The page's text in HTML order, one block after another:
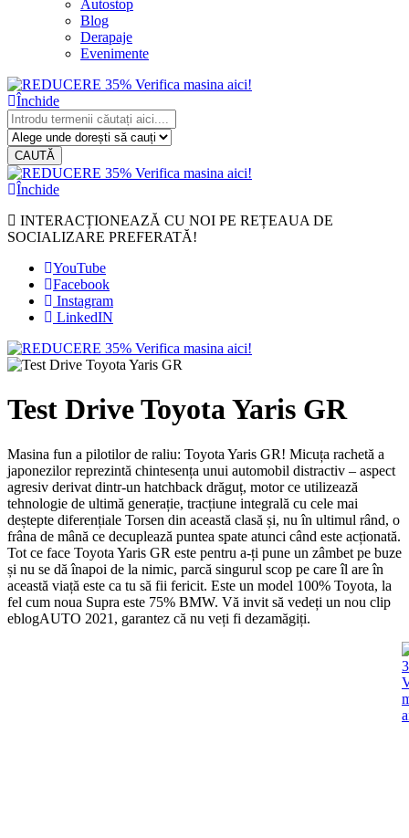
Autostop
Blog
Derapaje
Evenimente
Închide
CAUTĂ
Închide
INTERACȚIONEAZĂ CU NOI PE REȚEAUA DE
SOCIALIZARE PREFERATĂ!
YouTube
Facebook
Instagram
LinkedIN
Test Drive Toyota Yaris GR
Masina fun a pilotilor de raliu: Toyota Yaris GR! Micuța rachetă a
japonezilor reprezintă chintesența unui automobil distractiv – aspect
agresiv derivat dintr-un hatchback drăguț, motor ce utilizează
tehnologie de ultimă generație, tracțiune integrală cu cele mai
deștepte diferențiale Torsen din această clasă și, nu în ultimul rând, o
frâna de mână ce decuplează puntea spate atunci când este acționată.
Tot ce face Toyota Yaris GR este pentru a-ți pune un zâmbet pe buze
și nu se dă înapoi de la nimic, parcă singurul scop pe care îl are în
această viață este ca tu să fii fericit. Este un model 100% Toyota, la
fel cum noua Supra este 75% BMW. Vă invit să vedeți un nou clip
eblogAUTO 2021, garantez că nu veți fi dezamăgiți.